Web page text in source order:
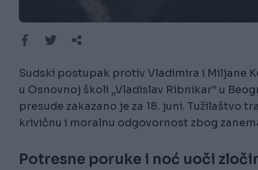
Sudski postupak protiv Vladimira i Miljane
u Osnovnoj školi „Vladislav Ribnikar“ u
presude zakazano je za 18. juni. Tužilaštvo
krivičnu i moralnu odgovornost zbog
Potresne poruke i noć uoči